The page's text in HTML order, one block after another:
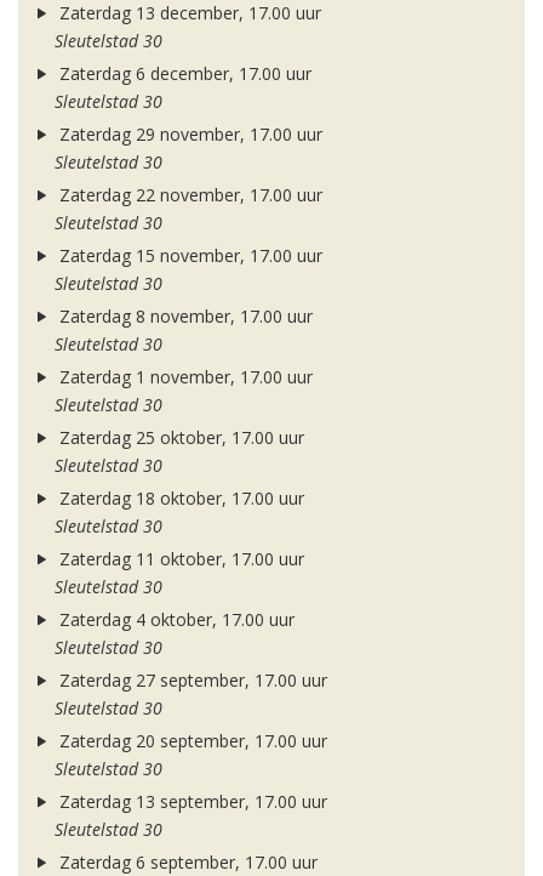
Zaterdag 13 december, 17.00 uur
Sleutelstad 30
Zaterdag 6 december, 17.00 uur
Sleutelstad 30
Zaterdag 29 november, 17.00 uur
Sleutelstad 30
Zaterdag 22 november, 17.00 uur
Sleutelstad 30
Zaterdag 15 november, 17.00 uur
Sleutelstad 30
Zaterdag 8 november, 17.00 uur
Sleutelstad 30
Zaterdag 1 november, 17.00 uur
Sleutelstad 30
Zaterdag 25 oktober, 17.00 uur
Sleutelstad 30
Zaterdag 18 oktober, 17.00 uur
Sleutelstad 30
Zaterdag 11 oktober, 17.00 uur
Sleutelstad 30
Zaterdag 4 oktober, 17.00 uur
Sleutelstad 30
Zaterdag 27 september, 17.00 uur
Sleutelstad 30
Zaterdag 20 september, 17.00 uur
Sleutelstad 30
Zaterdag 13 september, 17.00 uur
Sleutelstad 30
Zaterdag 6 september, 17.00 uur